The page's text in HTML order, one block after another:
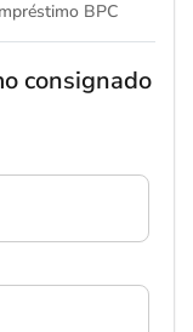
BPC
consignado